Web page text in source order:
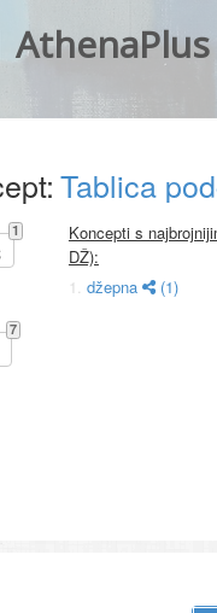
AthenaPlus
Tablica
1
7
Koncepti s
DŽ):
1. džepna (1)